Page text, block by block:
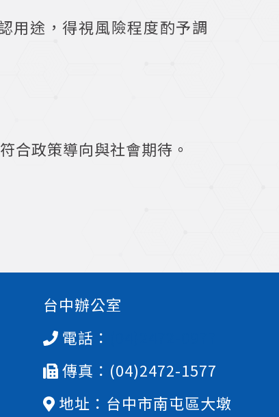
用途，得視風險程度酌予調
合政策導向與社會期待。
台中辦公室
電話：
傳真：(04)2472-1577
地址：台中市南屯區大墩